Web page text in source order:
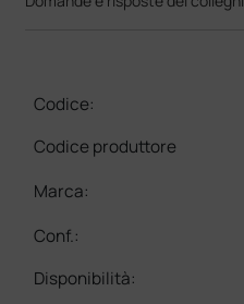
Codice:
Codice produttore
Marca:
Conf.:
Disponibilità: